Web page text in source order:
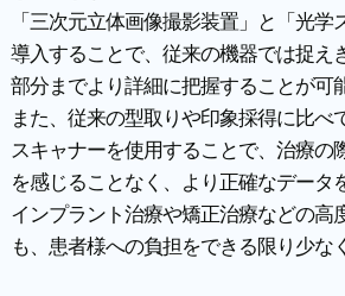
「三次元立体画像撮影装置」と「光学
導入することで、従来の機器では捉え
部分までより詳細に把握することが可
また、従来の型取りや印象採得に比べ
スキャナーを使用することで、治療の
を感じることなく、より正確なデータ
インプラント治療や矯正治療などの高
も、患者様への負担をできる限り少な